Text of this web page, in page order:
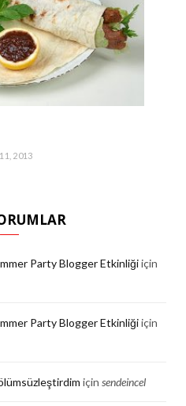
2013
Party Blogger Etkinliğiiçin
Party Blogger Etkinliğiiçin
için sendeincel